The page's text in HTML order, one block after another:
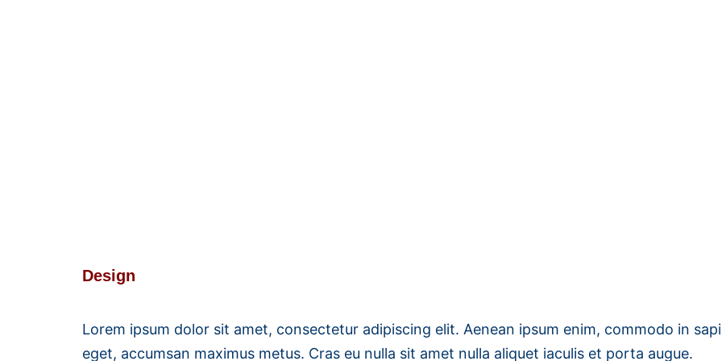
Design
Lorem ipsum dolor sit amet, consectetur adipiscing elit. Aenean ipsum enim, commodo in
eget, accumsan maximus metus. Cras eu nulla sit amet nulla aliquet iaculis et porta augue.